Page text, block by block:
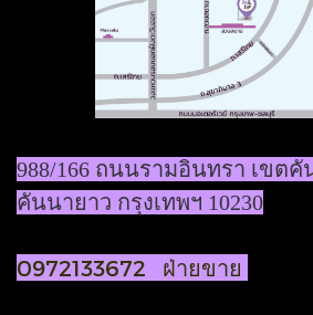
988/166 ถนนรามอินทรา เขตคั
คันนายาว กรุงเทพฯ 10230
0972133672 ฝ่ายขาย